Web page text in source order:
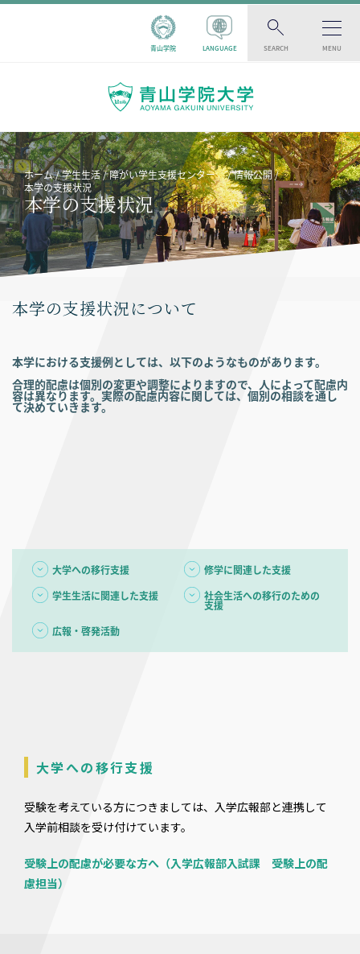
青山学院 LANGUAGE SEARCH MENU
ホーム 学生生活 障がい学生支援センター
情報公開
本学の支援状況
本学の支援状況
本学の支援状況について
本学における支援例としては、以下のようなものがあります。
合理的配慮は個別の変更や調整によりますので、人によって配慮内
容は異なります。実際の配慮内容に関しては、個別の相談を通し
て決めていきます。
大学への移行支援
修学に関連した支援
学生生活に関連した支援
社会生活への移行のための
支援
広報・啓発活動
大学への移行支援
受験を考えている方につきましては、入学広報部と連携して
入学前相談を受け付けています。
受験上の配慮が必要な方へ（入学広報部入試課 受験上の配
慮担当）